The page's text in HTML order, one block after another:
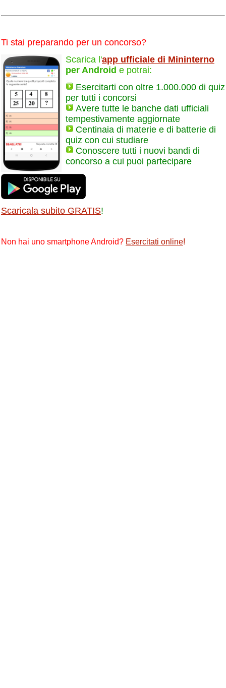
Ti stai preparando per un concorso?
Scarica l'app ufficiale di Mininterno
per Android e potrai:
Esercitarti con oltre 1.000.000 di quiz
per tutti i concorsi
Avere tutte le banche dati ufficiali
tempestivamente aggiornate
Centinaia di materie e di batterie di
quiz con cui studiare
Conoscere tutti i nuovi bandi di
concorso a cui puoi partecipare
Scaricala subito GRATIS!
Non hai uno smartphone Android? Esercitati online!